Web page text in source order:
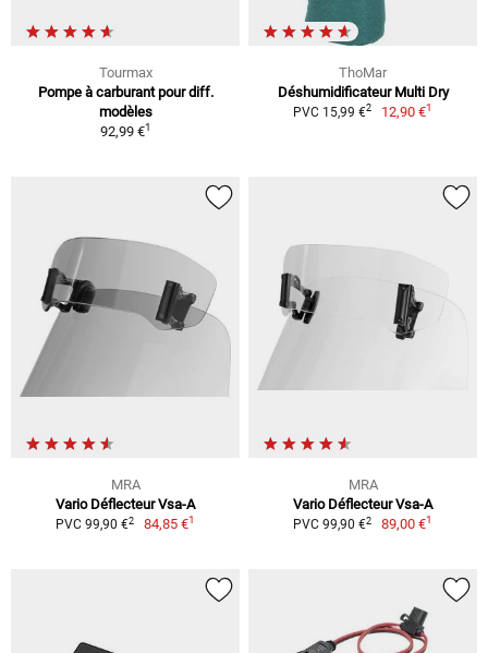
Tourmax
Pompe à carburant pour diff.
modèles
92,99 €1
ThoMar
Déshumidificateur Multi Dry
PVC 15,99 €2 12,90 €1
MRA
Vario Déflecteur Vsa-A
PVC 99,90 €2 84,85 €1
MRA
Vario Déflecteur Vsa-A
PVC 99,90 €2 89,00 €1